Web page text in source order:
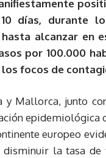
días, durante
alcanzar en
por 100.000
focos de
y Mallorca, junto
epidemiológica
europeo
la tasa de